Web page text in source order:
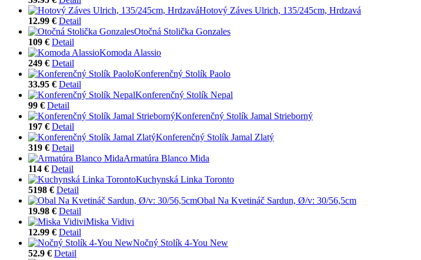
Hotový Záves Ulrich, 135/245cm, Hrdzavá
12.99 € Detail
Otočná Stolička Gonzales
109 € Detail
Komoda Alassio
249 € Detail
Konferenčný Stolík Paolo
33.95 € Detail
Konferenčný Stolík Nepal
99 € Detail
Konferenčný Stolík Jamal Strieborný
197 € Detail
Konferenčný Stolík Jamal Zlatý
319 € Detail
Armatúra Blanco Mida
114 € Detail
Kuchynská Linka Toronto
5198 € Detail
Obal Na Kvetináč Sardun, Ø/v: 30/56,5cm
19.98 € Detail
Miska Vidivi
12.99 € Detail
Nočný Stolík 4-You New
52.9 € Detail